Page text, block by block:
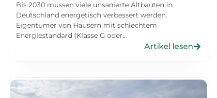
Bis 2030 müssen viele unsanierte Altbauten in
Deutschland energetisch verbessert werden.
Eigentümer von Häusern mit schlechtem
Energiestandard (Klasse G oder...
Artikel lesen